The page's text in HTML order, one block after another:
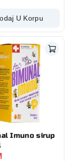
U Korpu
Imuno sirup